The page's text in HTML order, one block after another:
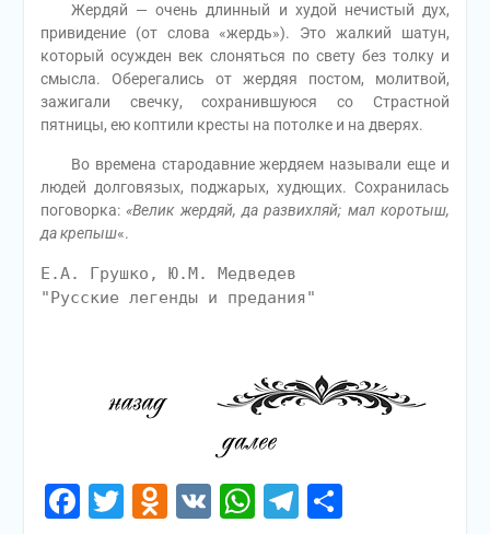
Жердяй — очень длинный и худой нечистый дух,
привидение (от слова «жердь»). Это жалкий шатун,
который осужден век слоняться по свету без толку и
смысла. Оберегались от жердяя постом, молитвой,
зажигали свечку, сохранившуюся со Страстной
пятницы, ею коптили кресты на потолке и на дверях.
Во времена стародавние жердяем называли еще и
людей долговязых, поджарых, худющих. Сохранилась
поговорка:«Велик жердяй, да развихляй; мал коротыш,
да крепыш«.
Е.А. Грушко, Ю.М. Медведев
"Русские легенды и предания"
Facebook
Twitter
Odnoklassniki
VKWhatsApp
Telegram